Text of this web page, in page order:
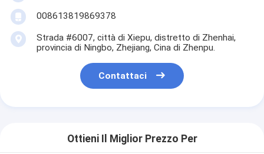
008613819869378
Strada #6007, città di Xiepu, distretto di Zhenhai,
provincia di Ningbo, Zhejiang, Cina di Zhenpu.
Contattaci
Ottieni Il Miglior Prezzo Per